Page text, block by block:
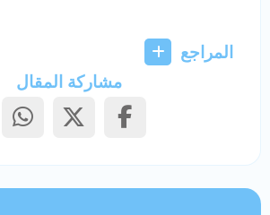
المراجع
مشاركة المقال